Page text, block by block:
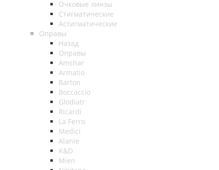
Очковые линзы
Стигматические
Астигматические
Оправы
Назад
Оправы
Amshar
Armatio
Barton
Boccaccio
Glodiatr
Ricardi
La Ferro
Medici
Alanie
K&D
Mien